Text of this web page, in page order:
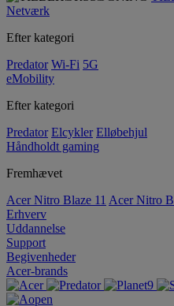
Netværk
Efter kategori
Predator Wi-Fi 5G
eMobility
Efter kategori
Predator Elcykler Elløbehjul
Håndholdt gaming
Fremhævet
Acer Nitro Blaze 11 Acer Nitro
Erhverv
Uddannelse
Support
Begivenheder
Acer-brands